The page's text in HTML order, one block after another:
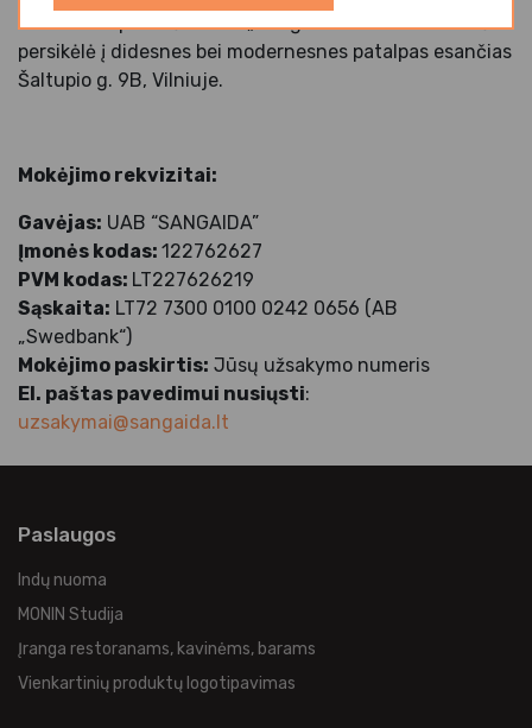
2021 m.liepos mėn. UAB „Sangaida“ centrinis sandėlis
persikėlė į didesnes bei modernesnes patalpas esančias
Šaltupio g. 9B, Vilniuje.
Mokėjimo rekvizitai:
Gavėjas: UAB “SANGAIDA”
Įmonės kodas: 122762627
PVM kodas: LT227626219
Sąskaita: LT72 7300 0100 0242 0656 (AB
„Swedbank“)
Mokėjimo paskirtis: Jūsų užsakymo numeris
El. paštas pavedimui nusiųsti:
uzsakymai@sangaida.lt
Paslaugos
Indų nuoma
MONIN Studija
Įranga restoranams, kavinėms, barams
Vienkartinių produktų logotipavimas